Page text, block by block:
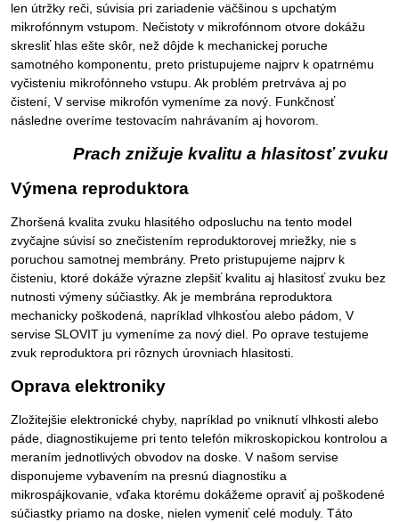
len útržky reči, súvisia pri zariadenie väčšinou s upchatým
mikrofónnym vstupom. Nečistoty v mikrofónnom otvore dokážu
skresliť hlas ešte skôr, než dôjde k mechanickej poruche
samotného komponentu, preto pristupujeme najprv k opatrnému
vyčisteniu mikrofónneho vstupu. Ak problém pretrváva aj po
čistení, V servise mikrofón vymeníme za nový. Funkčnosť
následne overíme testovacím nahrávaním aj hovorom.
Prach znižuje kvalitu a hlasitosť zvuku
Výmena reproduktora
Zhoršená kvalita zvuku hlasitého odposluchu na tento model
zvyčajne súvisí so znečistením reproduktorovej mriežky, nie s
poruchou samotnej membrány. Preto pristupujeme najprv k
čisteniu, ktoré dokáže výrazne zlepšiť kvalitu aj hlasitosť zvuku bez
nutnosti výmeny súčiastky. Ak je membrána reproduktora
mechanicky poškodená, napríklad vlhkosťou alebo pádom, V
servise SLOVIT ju vymeníme za nový diel. Po oprave testujeme
zvuk reproduktora pri rôznych úrovniach hlasitosti.
Oprava elektroniky
Zložitejšie elektronické chyby, napríklad po vniknutí vlhkosti alebo
páde, diagnostikujeme pri tento telefón mikroskopickou kontrolou a
meraním jednotlivých obvodov na doske. V našom servise
disponujeme vybavením na presnú diagnostiku a
mikrospájkovanie, vďaka ktorému dokážeme opraviť aj poškodené
súčiastky priamo na doske, nielen vymeniť celé moduly. Táto